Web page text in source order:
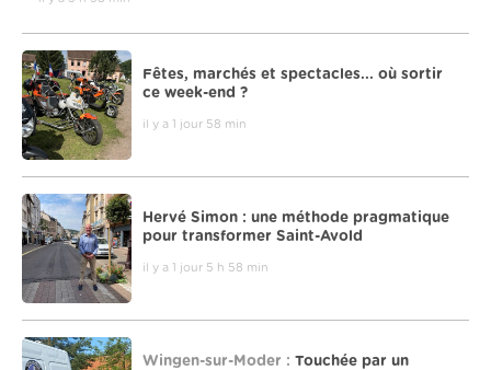
Fêtes, marchés et spectacles... où sortir
ce week-end ?
il y a 1 jour 58 min
Hervé Simon : une méthode pragmatique
pour transformer Saint-Avold
il y a 1 jour 5 h 58 min
Wingen-sur-Moder : Touchée par un